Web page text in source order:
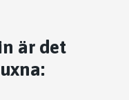
är det